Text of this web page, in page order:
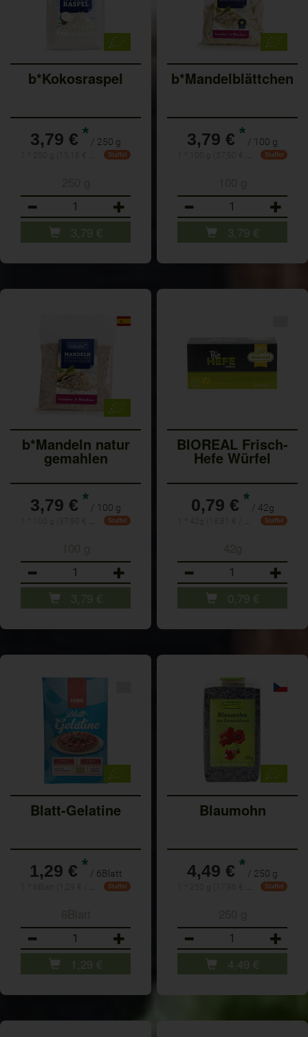
b*Kokosraspel
3,79 € * / 250 g
Staffel
3,79 €
b*Mandelblättchen
3,79 € * / 100 g
Staffel
3,79 €
b*Mandeln natur
gemahlen
3,79 € * / 100 g
Staffel
3,79 €
BIOREAL Frisch-
Hefe Würfel
0,79 € * / 42g
Staffel
0,79 €
Blatt-Gelatine
1,29 € * / 6Blatt
Staffel
1,29 €
Blaumohn
4,49 € * / 250 g
Staffel
4,49 €